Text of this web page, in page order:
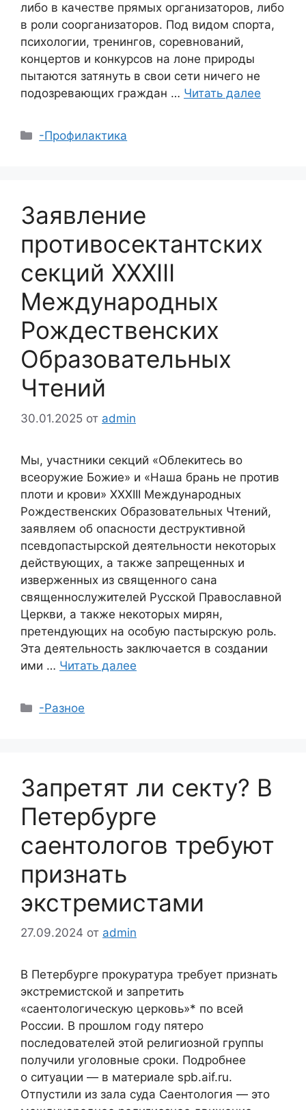
либо в качестве прямых организаторов, либо
в роли соорганизаторов. Под видом спорта,
психологии, тренингов, соревнований,
концертов и конкурсов на лоне природы
пытаются затянуть в свои сети ничего не
подозревающих граждан … Читать далее
Рубрики
-Профилактика
Заявление
противосектантских
секций XXXIII
Международных
Рождественских
Образовательных
Чтений
30.01.2025 от admin
Мы, участники секций «Облекитесь во
всеоружие Божие» и «Наша брань не против
плоти и крови» XXXIII Международных
Рождественских Образовательных Чтений,
заявляем об опасности деструктивной
псевдопастырской деятельности некоторых
действующих, а также запрещенных и
изверженных из священного сана
священнослужителей Русской Православной
Церкви, а также некоторых мирян,
претендующих на особую пастырскую роль.
Эта деятельность заключается в создании
ими … Читать далее
Рубрики
-Разное
Запретят ли секту? В
Петербурге
саентологов требуют
признать
экстремистами
27.09.2024 от admin
В Петербурге прокуратура требует признать
экстремистской и запретить
«саентологическую церковь»* по всей
России. В прошлом году пятеро
последователей этой религиозной группы
получили уголовные сроки. Подробнее
о ситуации — в материале spb.aif.ru.
Отпустили из зала суда Саентология — это